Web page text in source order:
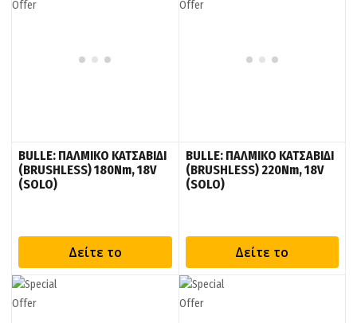
BULLE: ΠΑΛΜΙΚΟ ΚΑΤΣΑΒΙΔΙ
(BRUSHLESS) 180Nm, 18V
(SOLO)
Δείτε το
BULLE: ΠΑΛΜΙΚΟ ΚΑΤΣΑΒΙΔΙ
(BRUSHLESS) 220Nm, 18V
(SOLO)
Δείτε το